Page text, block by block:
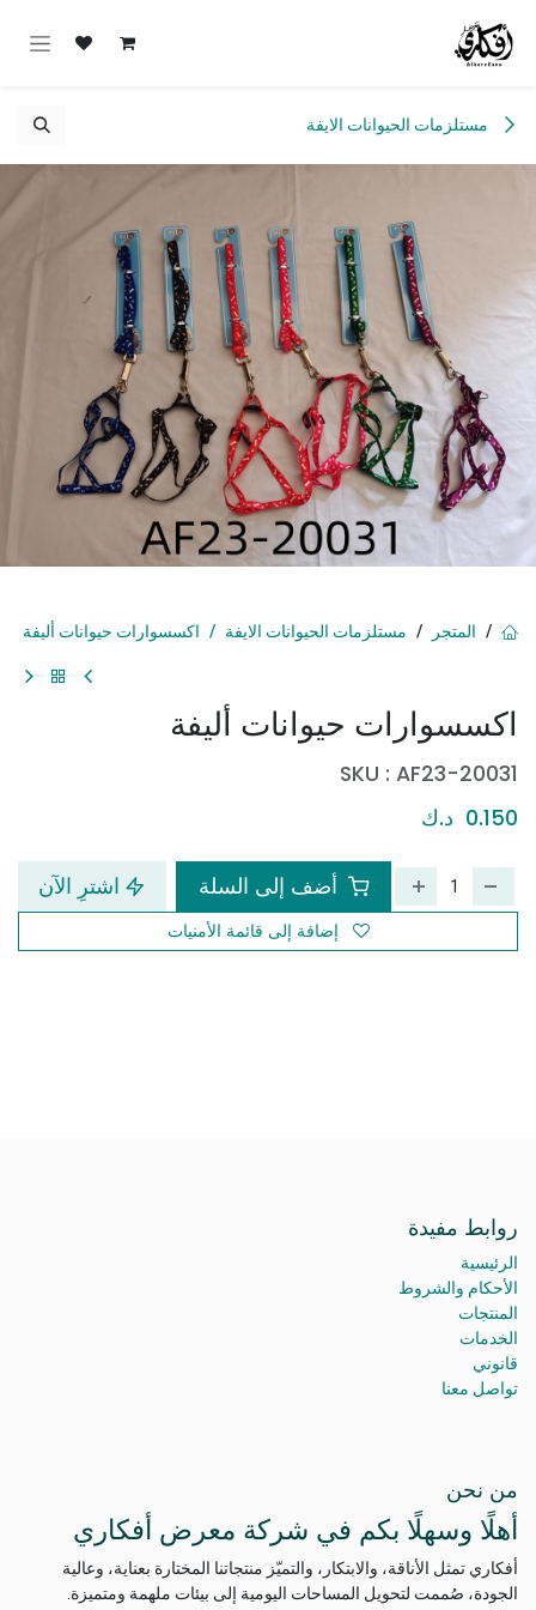
مستلزمات الحيوانات الايفة
اكسسوارات حيوانات أليفة
SKU : AF23-20031
0.150 د.ك
أضف إلى السلة اشترِ الآن
إضافة إلى قائمة الأمنيات
المتجر مستلزمات الحيوانات الايفة اكسسوارات حيوانات أليفة
روابط مفيدة
الرئيسية
الأحكام والشروط
المنتجات
الخدمات
قانوني
تواصل معنا
من نحن
أهلًا وسهلًا بكم في شركة معرض أفكاري
أفكاري تمثل الأناقة، والابتكار، والتميّز منتجاتنا المختارة بعناية، وعالية
الجودة، صُممت لتحويل المساحات اليومية إلى بيئات ملهمة ومتميزة.